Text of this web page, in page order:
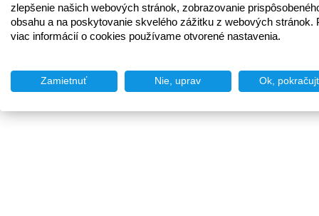
zlepšenie našich webových stránok, zobrazovanie
obsahu a na poskytovanie skvelého zážitku z webových stránok.
viac informácií o cookies používame otvorené nastavenia.
Zamietnuť Nie, uprav Ok,